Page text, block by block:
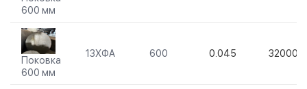
600 мм
Поковка
600 мм
13ХФА 600 0.045 320000